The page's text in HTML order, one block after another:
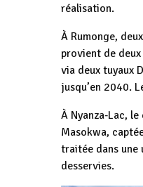
réalisation.
À Rumonge,
provient de
via deux tuyaux
jusqu’en 2040.
À Nyanza‑Lac,
Masokwa,
traitée dans une
desservies.